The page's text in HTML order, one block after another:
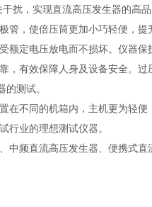
扰，实现直流高压发生器的高
管，使倍压筒更加小巧轻便，
额定电压放电而不损坏。仪器
，有效保障人身及设备安全。
测试。
在不同的机箱内，主机更为轻
行业的理想测试仪器。
中频直流高压发生器、便携式